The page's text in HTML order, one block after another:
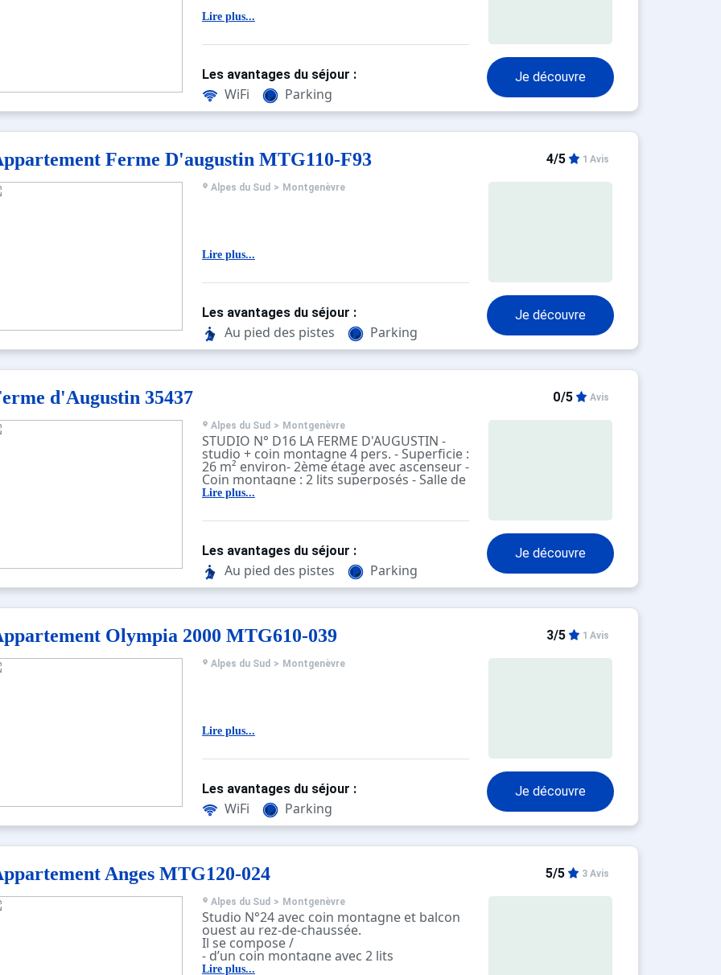
Lire plus...
Je découvre
Les avantages du séjour :
WiFi Parking
Ferme D'augustin MTG110-F93 4/5 1 Avis
Alpes du Sud > Montgenèvre
Lire plus...
Je découvre
Les avantages du séjour :
Au pied des pistes Parking
d'Augustin 35437 0/5 Avis
Alpes du Sud > Montgenèvre
STUDIO N° D16 LA FERME D'AUGUSTIN -
studio + coin montagne 4 pers. - Superficie :
26 m² environ- 2ème étage avec ascenseur -
Coin montagne : 2 lits superposés - Salle de
bain avec baignoire - w.c séparés - Coin
réfrigérateur et lave vaisselle, lave-linge -
personnes - Parking à proximité -
Résidence située sur les pistes à 500 m du
centre du village .
Lire plus...
Je découvre
Les avantages du séjour :
Au pied des pistes Parking
Olympia 2000 MTG610-039 3/5 1 Avis
Alpes du Sud > Montgenèvre
Lire plus...
Je découvre
Les avantages du séjour :
WiFi Parking
Anges MTG120-024 5/5 3 Avis
Alpes du Sud > Montgenèvre
Studio N°24 avec coin montagne et balcon
ouest au rez-de-chaussée.
Il se compose /
- d’un coin montagne avec 2 lits
superposés.
Lire plus...